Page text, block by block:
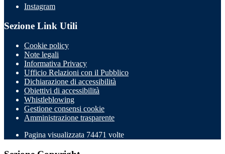
Instagram
Sezione Link Utili
Cookie policy
Note legali
Informativa Privacy
Ufficio Relazioni con il Pubblico
Dichiarazione di accessibilità
Obiettivi di accessibilità
Whistleblowing
Gestione consensi cookie
Amministrazione trasparente
Pagina visualizzata 74471 volte